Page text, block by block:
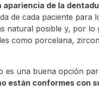
apariencia de la
de cada paciente para
natural posible y, por lo
como porcelana,
es una buena opción
están conformes con